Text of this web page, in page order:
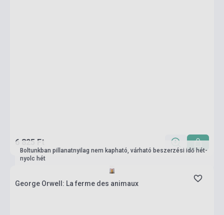
6 825 Ft
Boltunkban pillanatnyilag nem kapható, várható beszerzési idő hét-
nyolc hét
George Orwell: La ferme des animaux